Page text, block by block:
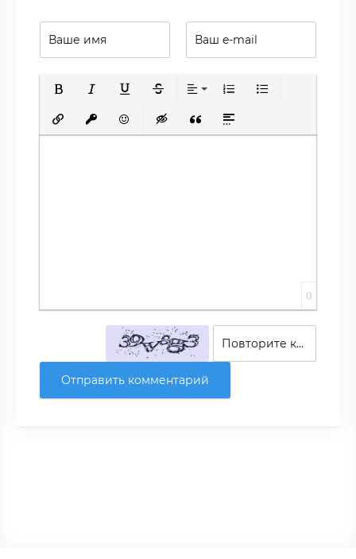
Вставить ссылку
Вставить защищенную ссылку
Вставить смайлик
Вставка скрытого текста
Вставка цитаты
Вставка спойлера
0
Отправить комментарий